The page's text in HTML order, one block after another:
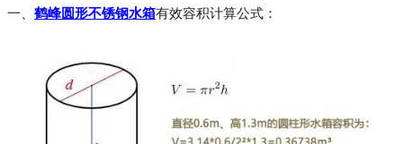
一、 鹤峰圆形不锈钢水箱有效容积计算公式：